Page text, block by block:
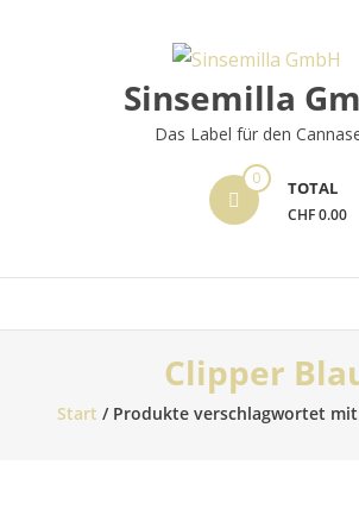
Sinsemilla
Das Label für den
0 TOTAL
CHF 0.00
Clipper
Start / Produkte verschlagwortet mit